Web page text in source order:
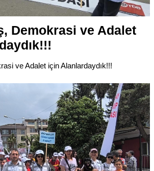
Demokrasi ve Adalet
ve Adalet için Alanlardaydık!!!